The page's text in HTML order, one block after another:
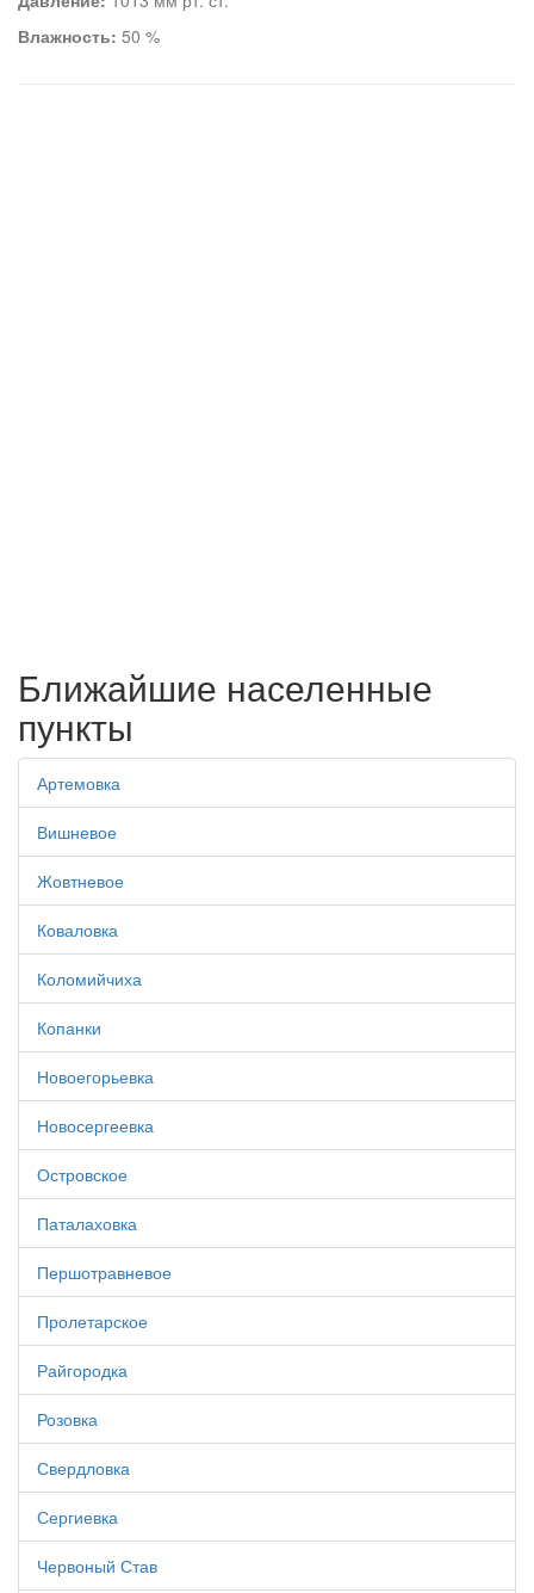
Влажность: 50 %
Ближайшие населенные
пункты
Артемовка
Вишневое
Жовтневое
Коваловка
Коломийчиха
Копанки
Новоегорьевка
Новосергеевка
Островское
Паталаховка
Першотравневое
Пролетарское
Райгородка
Розовка
Свердловка
Сергиевка
Червоный Став